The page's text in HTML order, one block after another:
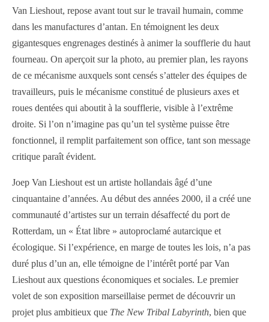
Van Lieshout, repose avant tout sur le travail humain, comme
dans les manufactures d’antan. En témoignent les deux
gigantesques engrenages destinés à animer la soufflerie du haut
fourneau. On aperçoit sur la photo, au premier plan, les rayons
de ce mécanisme auxquels sont censés s’atteler des équipes de
travailleurs, puis le mécanisme constitué de plusieurs axes et
roues dentées qui aboutit à la soufflerie, visible à l’extrême
droite. Si l’on n’imagine pas qu’un tel système puisse être
fonctionnel, il remplit parfaitement son office, tant son message
critique paraît évident.
Joep Van Lieshout est un artiste hollandais âgé d’une
cinquantaine d’années. Au début des années 2000, il a créé une
communauté d’artistes sur un terrain désaffecté du port de
Rotterdam, un « État libre » autoproclamé autarcique et
écologique. Si l’expérience, en marge de toutes les lois, n’a pas
duré plus d’un an, elle témoigne de l’intérêt porté par Van
Lieshout aux questions économiques et sociales. Le premier
volet de son exposition marseillaise permet de découvrir un
projet plus ambitieux que The New Tribal Labyrinth, bien que